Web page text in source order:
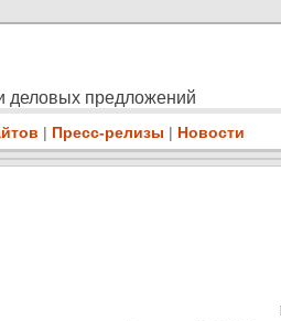
деловых предложений
| Пресс-релизы | Новости